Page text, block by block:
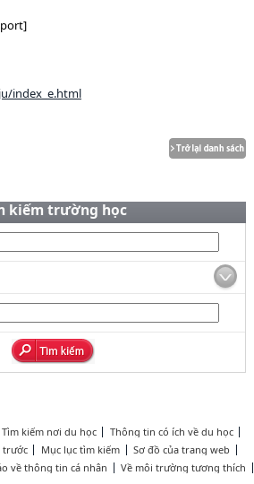
index_e.html
kiếm trường học
Tìm kiếm nơi du học
Thông tin có ích về du học
trước
Mục lục tìm kiếm
Sơ đồ của trang web
về thông tin cá nhân Về môi trường tương thích